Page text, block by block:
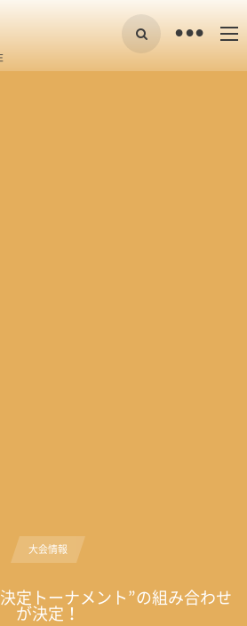
•
大会情報
定トーナメント”の組み合わせ
が決定！